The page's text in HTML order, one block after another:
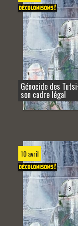
Génocide des
son cadre légal
10 avril